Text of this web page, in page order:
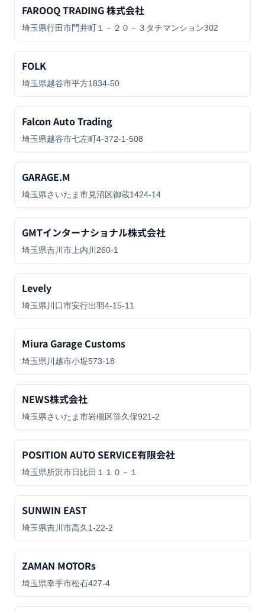
FAROOQ TRADING 株式会社
埼玉県行田市門井町１－２０－３タチマンション302
FOLK
埼玉県越谷市平方1834-50
Falcon Auto Trading
埼玉県越谷市七左町4-372-1-508
GARAGE.M
埼玉県さいたま市見沼区御蔵1424-14
GMTインターナショナル株式会社
埼玉県吉川市上内川260-1
Levely
埼玉県川口市安行出羽4-15-11
Miura Garage Customs
埼玉県川越市小堤573-18
NEWS株式会社
埼玉県さいたま市岩槻区笹久保921-2
POSITION AUTO SERVICE有限会社
埼玉県所沢市日比田１１０－１
SUNWIN EAST
埼玉県吉川市高久1-22-2
ZAMAN MOTORs
埼玉県幸手市松石427-4